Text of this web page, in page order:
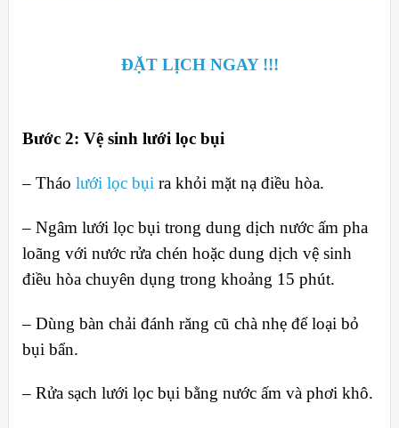
ĐẶT LỊCH NGAY !!!
Bước 2: Vệ sinh lưới lọc bụi
– Tháo lưới lọc bụi ra khỏi mặt nạ điều hòa.
– Ngâm lưới lọc bụi trong dung dịch nước ấm pha
loãng với nước rửa chén hoặc dung dịch vệ sinh
điều hòa chuyên dụng trong khoảng 15 phút.
– Dùng bàn chải đánh răng cũ chà nhẹ để loại bỏ
bụi bẩn.
– Rửa sạch lưới lọc bụi bằng nước ấm và phơi khô.